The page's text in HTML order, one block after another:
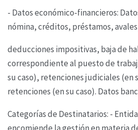
- Datos económico-financieros:
nómina, créditos, préstamos,
deducciones impositivas, baja de
correspondiente al puesto de
su caso), retenciones judiciales (en
retenciones (en su caso). Datos
Categorías de Destinatarios: -